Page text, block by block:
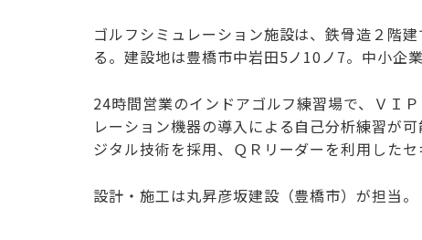
ゴルフシミュレーション施設は、鉄骨造２階
る。建設地は豊橋市中岩田5ノ10ノ7。中小企
24時間営業のインドアゴルフ練習場で、ＶＩ
レーション機器の導入による自己分析練習が
ジタル技術を採用、ＱＲリーダーを利用した
設計・施工は丸昇彦坂建設（豊橋市）が担当。